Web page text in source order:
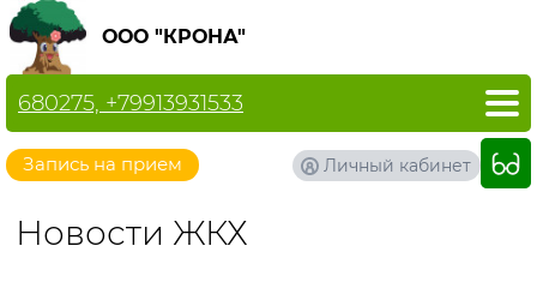
ООО "КРОНА"
Запись на прием
680275, +79913931533
Личный кабинет
Новости ЖКХ